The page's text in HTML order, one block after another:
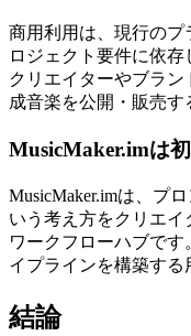
商用利用は、現行の
ロジェクト要件に依存
クリエイターやブラ
成音楽を公開・販売す
MusicMaker.imは
MusicMaker.imは、プ
いう考え方をクリエ
ワークフローハブで
イプラインを構築する
結論